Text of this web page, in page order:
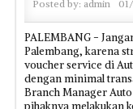
Posted by: admin
PALEMBANG -
Palembang, karena
voucher service di
dengan minimal
Branch Manager
pihaknya melakukan